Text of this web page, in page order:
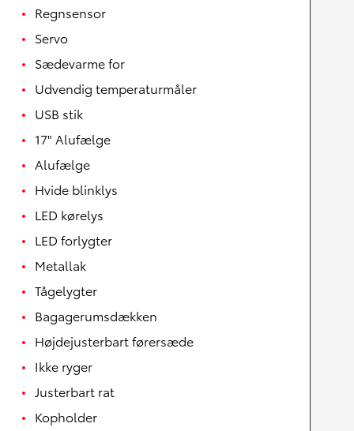
Regnsensor
Servo
Sædevarme for
Udvendig temperaturmåler
USB stik
17" Alufælge
Alufælge
Hvide blinklys
LED kørelys
LED forlygter
Metallak
Tågelygter
Bagagerumsdækken
Højdejusterbart førersæde
Ikke ryger
Justerbart rat
Kopholder